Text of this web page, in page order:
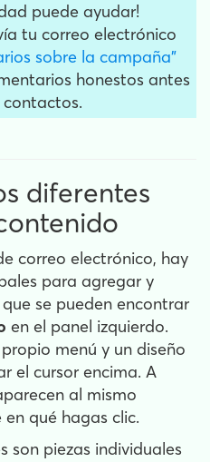
puede ayudar!
tu correo electrónico
sobre la campaña"
honestos antes
diferentes
correo electrónico, hay
para agregar y
se pueden encontrar
en el panel izquierdo.
menú y un diseño
el cursor encima. A
al mismo
qué hagas clic.
son piezas individuales